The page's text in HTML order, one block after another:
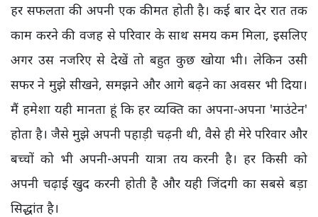
हर सफलता की अपनी एक कीमत होती है। कई बार देर रात तक
काम करने की वजह से परिवार के साथ समय कम मिला, इसलिए
अगर उस नजरिए से देखें तो बहुत कुछ खोया भी। लेकिन उसी
सफर ने मुझे सीखने, समझने और आगे बढ़ने का अवसर भी दिया।
मैं हमेशा यही मानता हूं कि हर व्यक्ति का अपना-अपना 'माउंटेन'
होता है। जैसे मुझे अपनी पहाड़ी चढ़नी थी, वैसे ही मेरे परिवार और
बच्चों को भी अपनी-अपनी यात्रा तय करनी है। हर किसी को
अपनी चढ़ाई खुद करनी होती है और यही जिंदगी का सबसे बड़ा
सिद्धांत है।